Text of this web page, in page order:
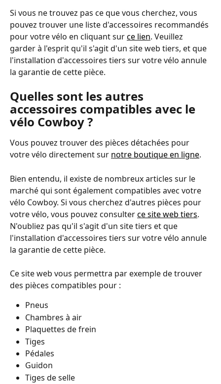
Si vous ne trouvez pas ce que vous cherchez, vous
pouvez trouver une liste d'accessoires recommandés
pour votre vélo en cliquant sur ce lien. Veuillez
garder à l'esprit qu'il s'agit d'un site web tiers, et que
l'installation d'accessoires tiers sur votre vélo annule
la garantie de cette pièce.
Quelles sont les autres
accessoires compatibles avec le
vélo Cowboy ?
Vous pouvez trouver des pièces détachées pour
votre vélo directement sur notre boutique en ligne.
Bien entendu, il existe de nombreux articles sur le
marché qui sont également compatibles avec votre
vélo Cowboy. Si vous cherchez d'autres pièces pour
votre vélo, vous pouvez consulter ce site web tiers.
N'oubliez pas qu'il s'agit d'un site tiers et que
l'installation d'accessoires tiers sur votre vélo annule
la garantie de cette pièce.
Ce site web vous permettra par exemple de trouver
des pièces compatibles pour :
Pneus
Chambres à air
Plaquettes de frein
Tiges
Pédales
Guidon
Tiges de selle